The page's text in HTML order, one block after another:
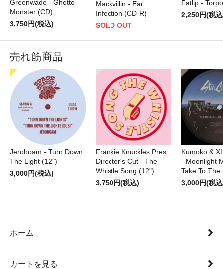
Greenwade - Ghetto
Monster (CD)
3,750円(税込)
Mackvillin - Ear
Infection (CD-R)
SOLD OUT
Fatlip -
2,250円(税
売れ筋商品
Jeroboam - Turn Down
The Light (12")
3,000円(税込)
Frankie Knuckles Pres.
Director's Cut - The
Whistle Song (12")
3,750円(税込)
Kumoko &
- Moonlight
Take To The
3,000円(税
ホーム
カートを見る